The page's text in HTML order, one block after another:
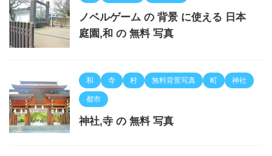
ノベルゲーム の 背景 に使える 日本
庭園,和 の 無料 写真
和 寺 村 無料背景写真 町 神社
都市
神社,寺 の 無料 写真